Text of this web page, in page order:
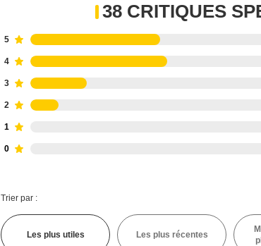
38 CRITIQUES
5
4
3
2
1
0
Trier par :
Les plus utiles Les plus récentes